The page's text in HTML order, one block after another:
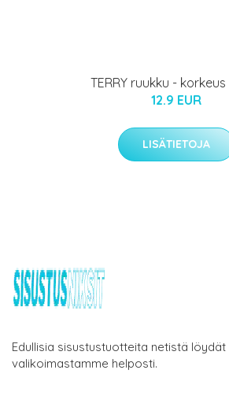
TERRY ruukku - korkeus
12.9 EUR
LISÄTIETOJA
Edullisia sisustustuotteita netistä
valikoimastamme helposti.